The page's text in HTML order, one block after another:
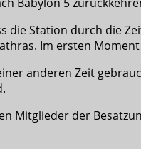
die Station durch die
Im ersten
anderen Zeit
Mitglieder der